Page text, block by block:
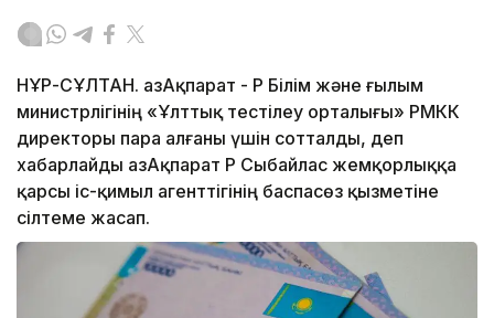
НҰР-СҰЛТАН. ҚазАқпарат - ҚР Білім және ғылым
министрлігінің «Ұлттық тестілеу орталығы» РМКК
директоры пара алғаны үшін сотталды, деп
хабарлайды ҚазАқпарат ҚР Сыбайлас жемқорлыққа
қарсы іс-қимыл агенттігінің баспасөз қызметіне
сілтеме жасап.